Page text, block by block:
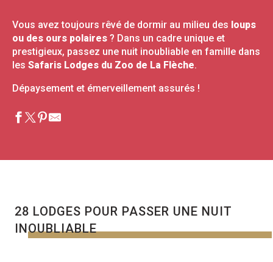
Vous avez toujours rêvé de dormir au milieu des loups
ou des ours polaires ? Dans un cadre unique et
prestigieux, passez une nuit inoubliable en famille dans
les Safaris Lodges du Zoo de La Flèche.
Dépaysement et émerveillement assurés !
28 LODGES POUR PASSER UNE NUIT
INOUBLIABLE